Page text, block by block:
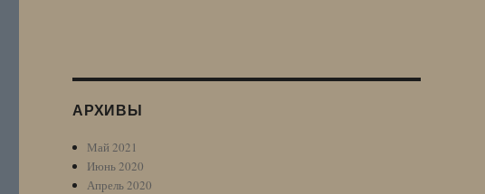
АРХИВЫ
Май 2021
Июнь 2020
Апрель 2020